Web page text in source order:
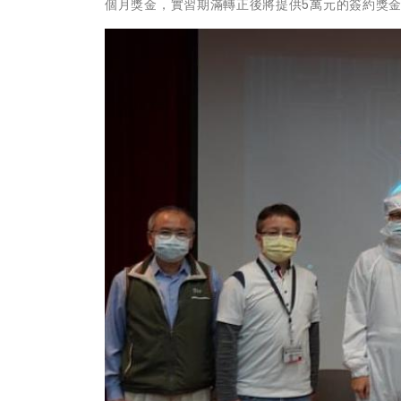
個月獎金，實習期滿轉正後將提供5萬元的簽約獎